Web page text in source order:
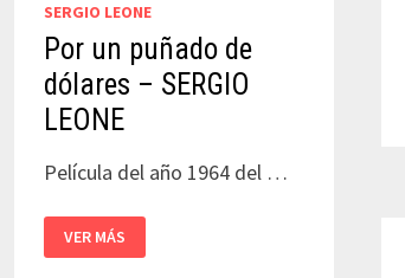
SERGIO LEONE
Por un puñado de
dólares – SERGIO
LEONE
Película del año 1964 del …
POR
UN
PUÑADO
VER MÁS